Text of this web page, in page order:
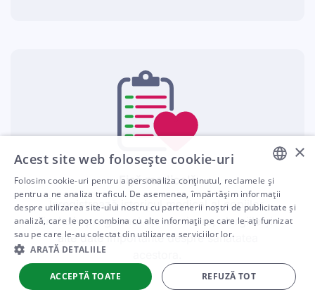
Fișă medicală
Înregistrează istoricul medical al copiilor,
inclusiv programul de imunizare, alergiile și
alte date importante despre sănătatea
ENGLISH
ARABIC
PORTUGUESE
×
Acest site web folosește cookie-uri
Folosim cookie-uri pentru a personaliza conținutul, reclamele și
pentru a ne analiza traficul. De asemenea, împărtășim informații
despre utilizarea site-ului nostru cu partenerii noștri de publicitate și
analiză, care le pot combina cu alte informații pe care le-ați furnizat
sau pe care le-au colectat din utilizarea serviciilor lor.
ARATĂ DETALIILE
ACCEPTĂ TOATE REFUZĂ TOT